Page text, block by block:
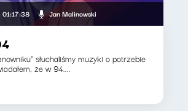
01:17:38 Jan Malinowski
słuchaliśmy muzyki o potrzebie
że w 94....